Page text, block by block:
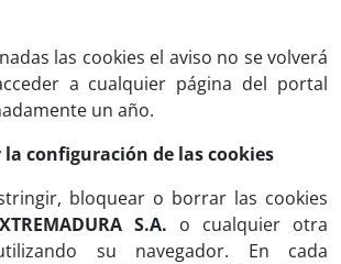
las cookies el aviso no se volverá
a cualquier página del portal
un año.
configuración de las cookies
bloquear o borrar las cookies
S.A. o cualquier otra
su navegador. En cada